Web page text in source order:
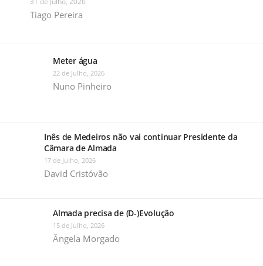
Tiago Pereira
Meter água
22 de Julho, 2026
Nuno Pinheiro
Inês de Medeiros não vai continuar Presidente da
Câmara de Almada
17 de Julho, 2026
David Cristóvão
Almada precisa de (D-)Evolução
15 de Julho, 2026
Ângela Morgado